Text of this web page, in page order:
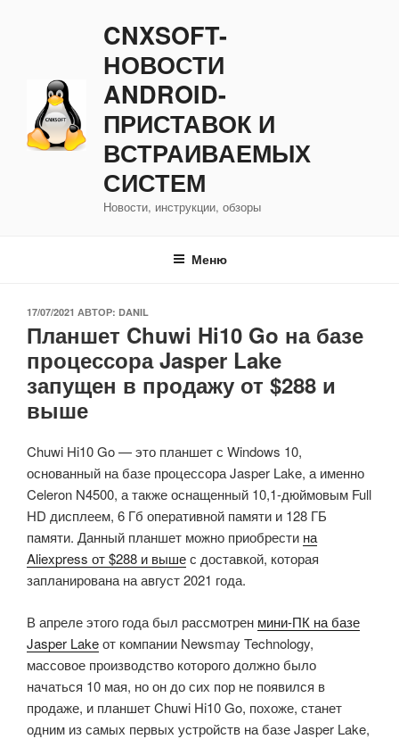
CNXSOFT-
НОВОСТИ
ANDROID-
ПРИСТАВОК И
ВСТРАИВАЕМЫХ
СИСТЕМ
Новости, инструкции, обзоры
Меню
ОПУБЛИКОВАНО
17/07/2021 АВТОР: DANIL
Планшет Chuwi Hi10 Go на базе
процессора Jasper Lake
запущен в продажу от $288 и
выше
Chuwi Hi10 Go — это планшет с Windows 10,
основанный на базе процессора Jasper Lake, а именно
Celeron N4500, а также оснащенный 10,1-дюймовым Full
HD дисплеем, 6 Гб оперативной памяти и 128 ГБ
памяти. Данный планшет можно приобрести на
Aliexpress от $288 и вышес доставкой, которая
запланирована на август 2021 года.
В апреле этого года был рассмотрен мини-ПК на базе
Jasper Lakeот компании Newsmay Technology,
массовое производство которого должно было
начаться 10 мая, но он до сих пор не появился в
продаже, и планшет Chuwi Hi10 Go, похоже, станет
одним из самых первых устройств на базе Jasper Lake,